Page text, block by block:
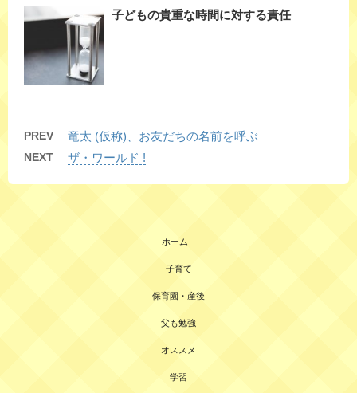
子どもの貴重な時間に対する責任
PREV 竜太 (仮称)、お友だちの名前を呼ぶ
NEXT ザ・ワールド !
ホーム
子育て
保育園・産後
父も勉強
オススメ
学習